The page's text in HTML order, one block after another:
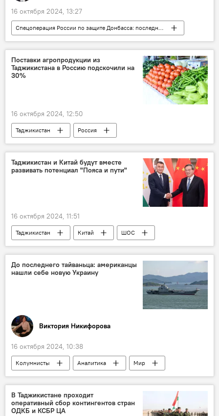
16 октября 2024, 13:27
Спецоперация России по защите Донбасса: последние новости
Колумнисты
Аналитика
Россия
Поставки агропродукции из
Таджикистана в Россию подскочили на
30%
16 октября 2024, 12:50
Таджикистан
Россия
сельское хозяйство
торговля
Экономика
Таджикистан и Китай будут вместе
развивать потенциал "Пояса и пути"
16 октября 2024, 11:51
Таджикистан Китай
ШОС
Кохир Расулзода
До последнего тайваньца: американцы
нашли себе новую Украину
Виктория Никифорова
16 октября 2024, 10:38
Колумнисты Аналитика
Мир
США
Тайвань Украина
В Таджикистане проходит
оперативный сбор контингентов стран
ОДКБ и КСБР ЦА